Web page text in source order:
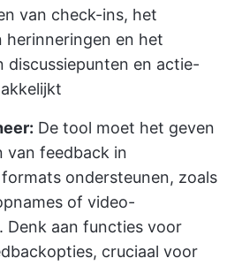
van check-ins, het
herinneringen en het
discussiepunten en actie-
De tool moet het geven
van feedback in
ondersteunen, zoals
of video-
Denk aan functies voor
cruciaal voor